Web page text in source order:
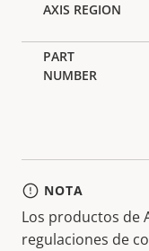
NOTA
Los productos de
regulaciones de